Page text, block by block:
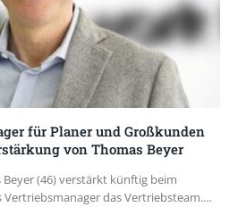
für Planer und Großkunden
von Thomas Beyer
Beyer (46) verstärkt künftig beim
das Vertriebsteam.…